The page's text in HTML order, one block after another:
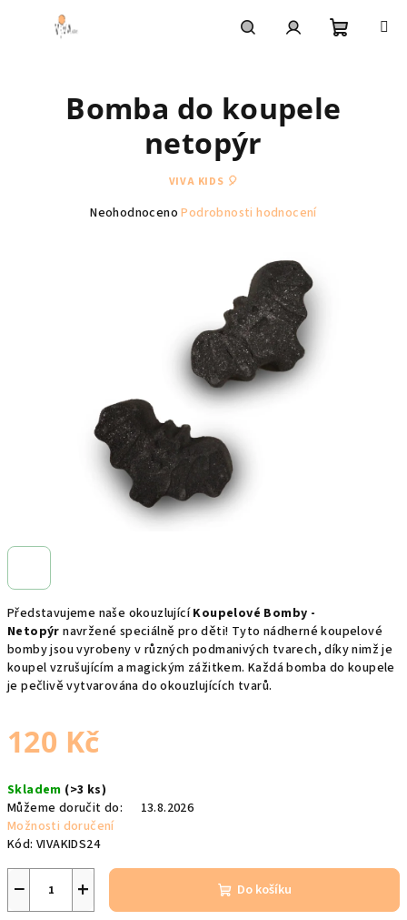
košík
Představujeme naše okouzlujícíKoupelové Bomby -
Netopýr navržené speciálně pro děti! Tyto nádherné koupelové
bomby jsou vyrobeny v různých podmanivých tvarech, díky nimž je
koupel vzrušujícím a magickým zážitkem. Každá bomba do koupele
je pečlivě vytvarována do okouzlujících tvarů.
120 Kč
cena:
Skladem (>3 ks)
Můžeme doručit do:
13.8.2026
Možnosti doručení
Kód: VIVAKIDS24
+
− Do košíku
Bomba do koupele
netopýr
VIVA KIDS 🎈
Průměrné
Neohodnoceno Podrobnosti hodnocení